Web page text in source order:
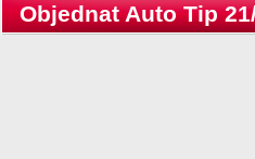
Objednat Auto Tip